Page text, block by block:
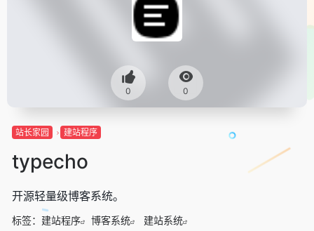
0 0
站长家园 建站程序
typecho
开源轻量级博客系统。
标签： 建站程序 博客系统 建站系统